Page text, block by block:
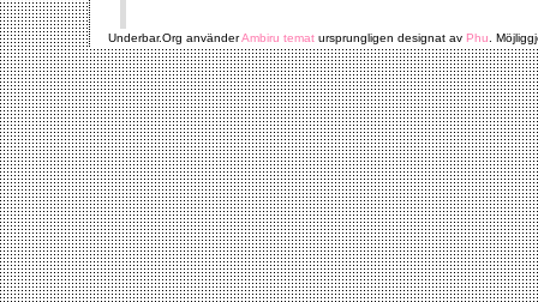
Underbar.Org använderAmbiru temat ursprungligen designat av Phu .